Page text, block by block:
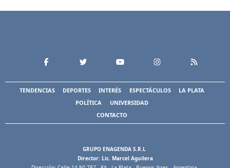
TENDENCIAS DEPORTES INTERÉS ESPECTÁCULOS
LA PLATA
POLÍTICA
UNIVERSIDAD
CONTACTO
GRUPO ENAGENDA S.R.L
Director: Lic. Marcel Aguilera